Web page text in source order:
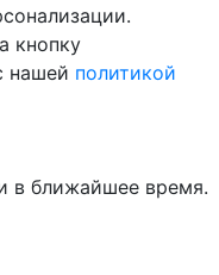
кнопку
нашей политикой
в ближайшее время.